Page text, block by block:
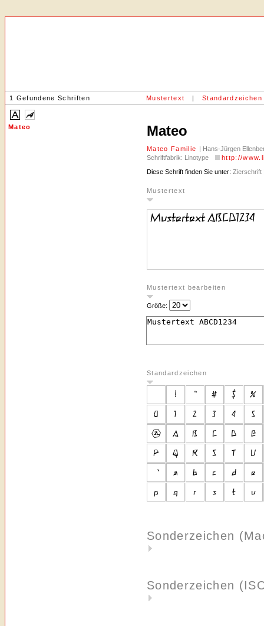
1 Gefundene Schriften Mustertext | Standardzeichen
Mateo Mateo
Mateo Familie | Hans-Jürgen
Schriftfabrik: Linotype
http://
Diese Schrift finden Sie unter: Zierschrift
Mustertext
Mustertext bearbeiten
Größe:
Standardzeichen
Sonderzeichen
Sonderzeichen